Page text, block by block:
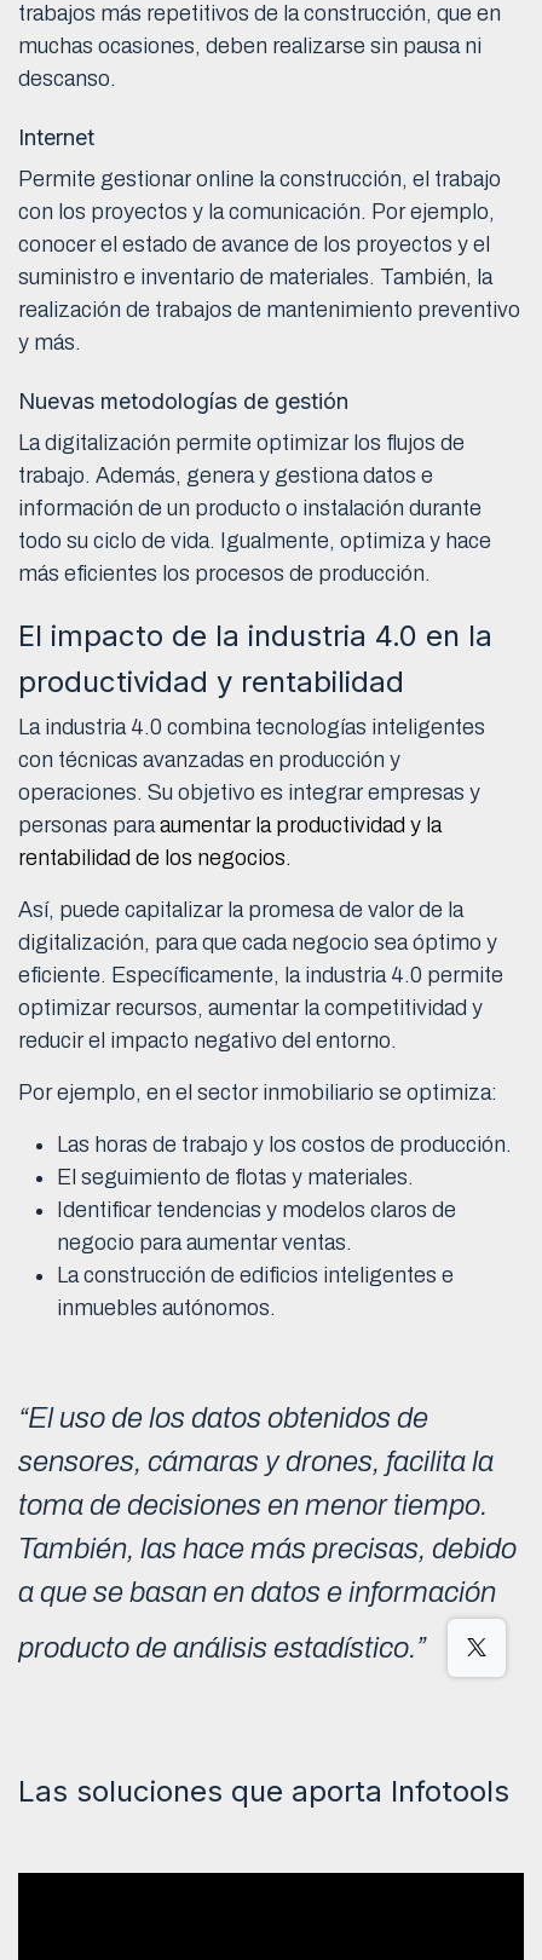
trabajos más repetitivos de la construcción, que en
muchas ocasiones, deben realizarse sin pausa ni
descanso.
Internet
Permite gestionar online la construcción, el trabajo
con los proyectos y la comunicación. Por ejemplo,
conocer el estado de avance de los proyectos y el
suministro e inventario de materiales. También, la
realización de trabajos de mantenimiento preventivo
y más.
Nuevas metodologías de gestión
La digitalización permite optimizar los flujos de
trabajo. Además, genera y gestiona datos e
información de un producto o instalación durante
todo su ciclo de vida. Igualmente, optimiza y hace
más eficientes los procesos de producción.
El impacto de la industria 4.0 en la
productividad y rentabilidad
La industria 4.0 combina tecnologías inteligentes
con técnicas avanzadas en producción y
operaciones. Su objetivo es integrar empresas y
personas paraaumentar la productividad y la
rentabilidad de los negocios.
Así, puede capitalizar la promesa de valor de la
digitalización, para que cada negocio sea óptimo y
eficiente. Específicamente, la industria 4.0 permite
optimizar recursos, aumentar la competitividad y
reducir el impacto negativo del entorno.
Por ejemplo, en el sector inmobiliario se optimiza:
Las horas de trabajo y los costos de producción.
El seguimiento de flotas y materiales.
Identificar tendencias y modelos claros de
negocio para aumentar ventas.
La construcción de edificios inteligentes e
inmuebles autónomos.
“El uso de los datos obtenidos de
sensores, cámaras y drones, facilita la
toma de decisiones en menor tiempo.
También, las hace más precisas, debido
a que se basan en datos e información
producto de análisis estadístico.”
Las soluciones que aporta Infotools